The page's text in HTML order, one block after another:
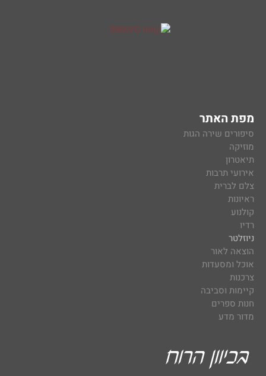
מפת האתר
סיפורים שירה הגות
מוזיקה
תיאטרון
אירועי תרבות
צלם לברית
ראיונות
קולנוע
רדיו
ניוזלטר
הוצאה לאור
אוכל ומסעדות
צרכנות
קיימות וסביבה
חנות ספרים
מדור מדע